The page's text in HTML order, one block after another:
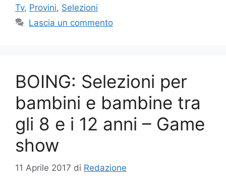
Tv, Provini, Selezioni
Lascia un commento
BOING: Selezioni per
bambini e bambine tra
gli 8 e i 12 anni – Game
show
11 Aprile 2017 di Redazione